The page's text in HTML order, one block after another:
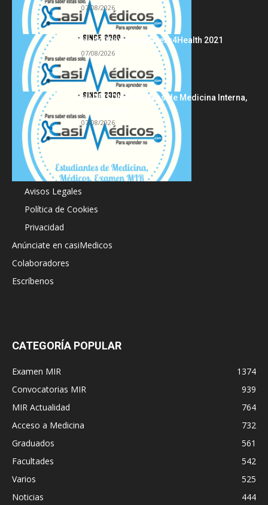
07/08/2026
Hackathon Innomakers4Health 2021
07/08/2026
HARRISON Principios de Medicina Interna,
07/08/2026
Acerca de
Avisos Legales
Política de Cookies
Privacidad
Anúnciate en casiMedicos
Colaboradores
Escríbenos
CATEGORÍA POPULAR
Examen MIR
1374
Convocatorias MIR
939
MIR Actualidad
764
Acceso a Medicina
732
Graduados
561
Facultades
542
Varios
525
Noticias
444